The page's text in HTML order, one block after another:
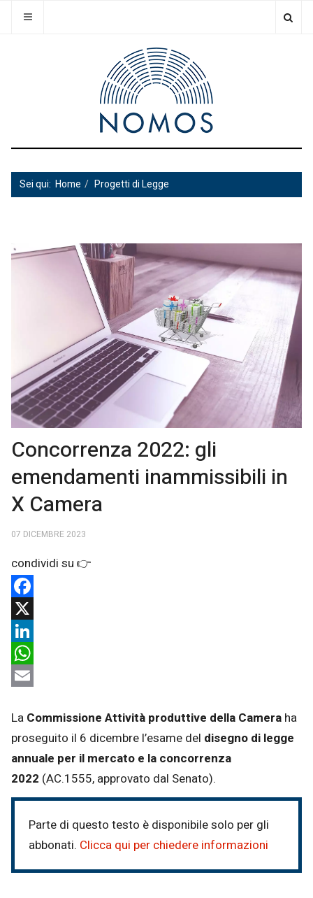
Sei qui: Home Progetti di Legge
Concorrenza 2022: gli
emendamenti inammissibili in
X Camera
07 DICEMBRE 2023
Facebook
X
LinkedIn
WhatsApp
La Commissione Attività produttive della Camera ha
proseguito il 6 dicembre l’esame del disegno di legge
annuale per il mercato e la concorrenza
2022 (AC.1555, approvato dal Senato).
Parte di questo testo è disponibile solo per gli
abbonati. Clicca qui per chiedere informazioni